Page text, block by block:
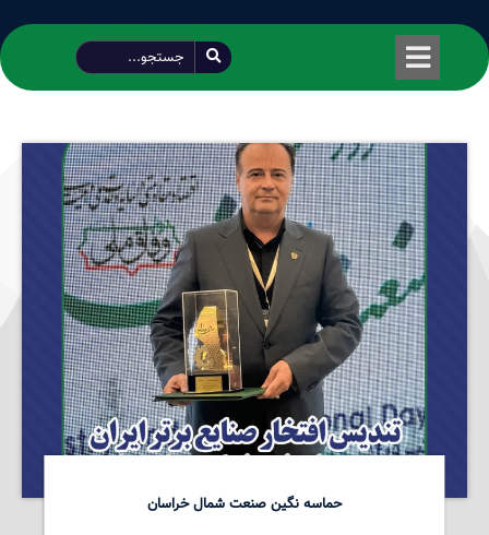
طراحی شده توسط محمود سیفی | 4215 887 0915
حماسه نگین صنعت شمال خراسان